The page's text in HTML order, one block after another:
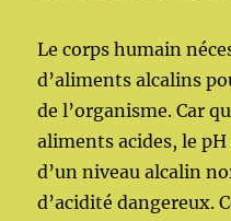
Le corps humain
d’aliments alcalins
de l’organisme. Car
aliments acides, le
d’un niveau alcalin
d’acidité dangereux.